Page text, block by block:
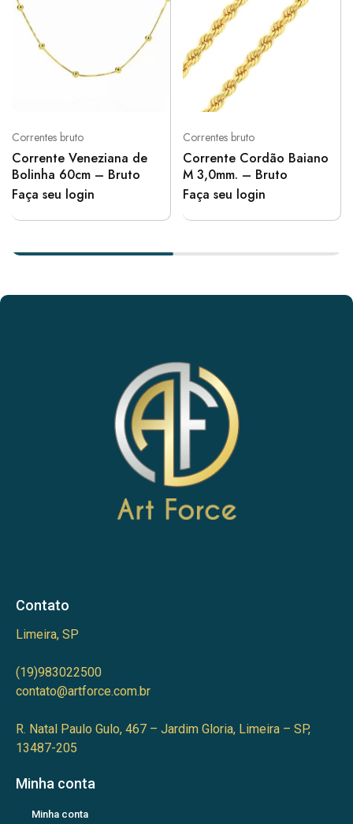
Correntes bruto
Corrente Veneziana de
Bolinha 60cm – Bruto
Faça seu login
Correntes bruto
Corrente Cordão Baiano
M 3,0mm. – Bruto
Faça seu login
Contato
Limeira, SP
(19)983022500
contato@artforce.com.br
R. Natal Paulo Gulo, 467 – Jardim Gloria, Limeira – SP,
13487-205
Minha conta
Minha conta